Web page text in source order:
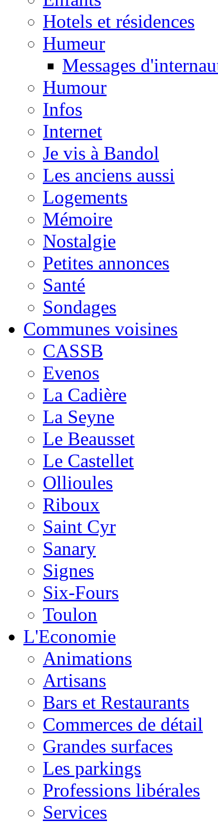
Hotels et résidences
Humeur
Messages
Humour
Infos
Internet
Je vis à Bandol
Les anciens aussi
Logements
Mémoire
Nostalgie
Petites annonces
Santé
Sondages
Communes voisines
CASSB
Evenos
La Cadière
La Seyne
Le Beausset
Le Castellet
Ollioules
Riboux
Saint Cyr
Sanary
Signes
Six-Fours
Toulon
L'Economie
Animations
Artisans
Bars et Restaurants
Commerces de détail
Grandes surfaces
Les parkings
Professions libérales
Services